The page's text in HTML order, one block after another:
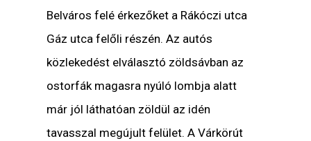
Belváros felé érkezőket a Rákóczi utca
Gáz utca felőli részén. Az autós
közlekedést elválasztó zöldsávban az
ostorfák magasra nyúló lombja alatt
már jól láthatóan zöldül az idén
tavasszal megújult felület. A Várkörút